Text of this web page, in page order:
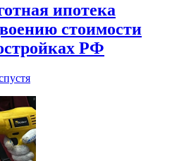
ипотека
стоимости
РФ